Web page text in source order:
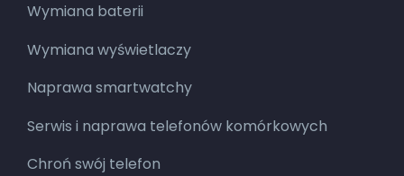
Wymiana baterii
Wymiana wyświetlaczy
Naprawa smartwatchy
Serwis i naprawa telefonów komórkowych
Chroń swój telefon